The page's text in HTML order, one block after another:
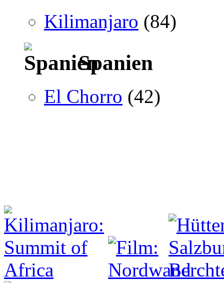
Kilimanjaro (84)
Spanien
El Chorro (42)